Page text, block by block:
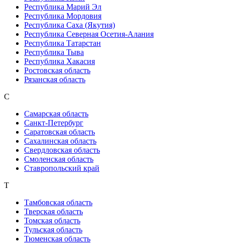
Республика Марий Эл
Республика Мордовия
Республика Саха (Якутия)
Республика Северная Осетия-Алания
Республика Татарстан
Республика Тыва
Республика Хакасия
Ростовская область
Рязанская область
С
Самарская область
Санкт-Петербург
Саратовская область
Сахалинская область
Свердловская область
Смоленская область
Ставропольский край
Т
Тамбовская область
Тверская область
Томская область
Тульская область
Тюменская область